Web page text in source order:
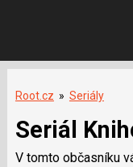
Root.cz » Seriály
Seriál
V tomto občasníku